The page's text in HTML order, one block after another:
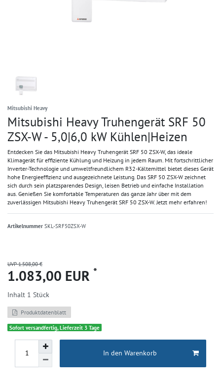
Mitsubishi Heavy
Mitsubishi Heavy Truhengerät SRF 50
ZSX-W - 5,0|6,0 kW Kühlen|Heizen
Entdecken Sie das Mitsubishi Heavy Truhengerät SRF 50 ZSX-W, das ideale
Klimagerät für effiziente Kühlung und Heizung in jedem Raum. Mit fortschrittlicher
Inverter-Technologie und umweltfreundlichem R32-Kältemittel bietet dieses Gerät
hohe Energieeffizienz und ausgezeichnete Leistung. Das SRF 50 ZSX-W zeichnet
sich durch sein platzsparendes Design, leisen Betrieb und einfache Installation
aus. Genießen Sie komfortable Temperaturen das ganze Jahr über mit dem
zuverlässigen Mitsubishi Heavy Truhengerät SRF 50 ZSX-W. Jetzt mehr erfahren!
Artikelnummer SKL-SRF50ZSX-W
UVP 1.508,00 €
1.083,00 EUR *
Inhalt 1 Stück
Produktdatenblatt
Sofort versandfertig, Lieferzeit 3 Tage
In den Warenkorb